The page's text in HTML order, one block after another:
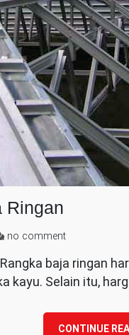
Ringan
no commenton
Pasang
Baja
baja ringan
kayu. Selain itu,
CONTINUE